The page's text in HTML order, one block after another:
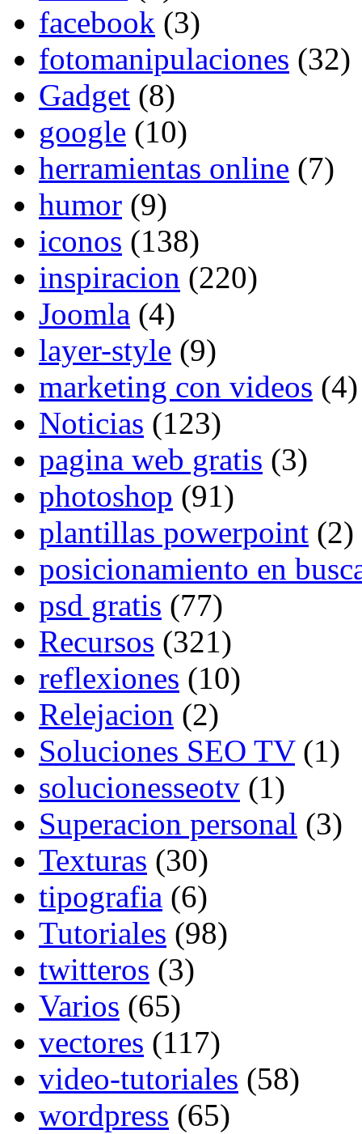
facebook (3)
fotomanipulaciones (32)
Gadget (8)
google (10)
herramientas online (7)
humor (9)
iconos (138)
inspiracion (220)
Joomla (4)
layer-style (9)
marketing con videos (4)
Noticias (123)
pagina web gratis (3)
photoshop (91)
plantillas powerpoint (2)
posicionamiento en
psd gratis (77)
Recursos (321)
reflexiones (10)
Relejacion (2)
Soluciones SEO TV(1)
solucionesseotv (1)
Superacion personal (3)
Texturas (30)
tipografia (6)
Tutoriales (98)
twitteros (3)
Varios (65)
vectores (117)
video-tutoriales (58)
wordpress (65)